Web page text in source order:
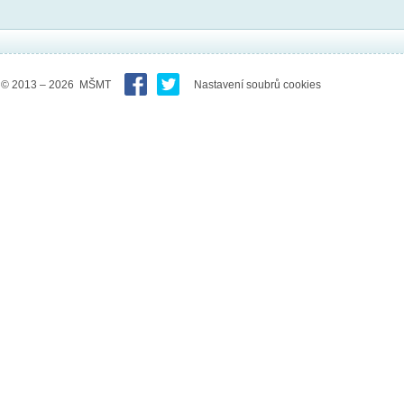
© 2013 – 2026 MŠMT Nastavení soubrů cookies